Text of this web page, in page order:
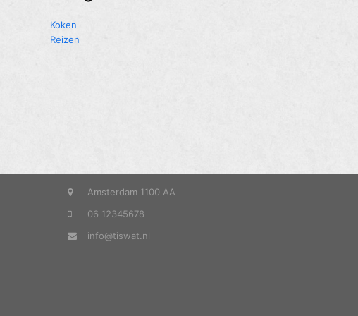
Koken
Reizen
Amsterdam 1100 AA
06 12345678
info@tiswat.nl